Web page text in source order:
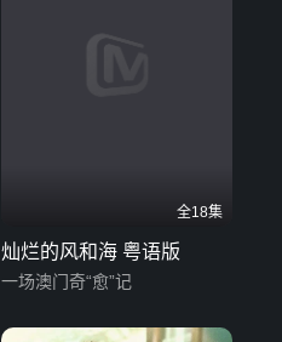
全18集
灿烂的风和海 粤语版
一场澳门奇“愈”记